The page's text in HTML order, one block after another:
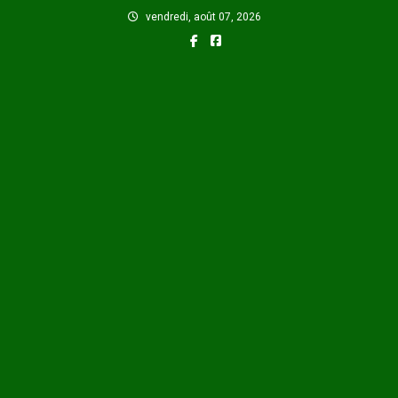
vendredi, août 07, 2026